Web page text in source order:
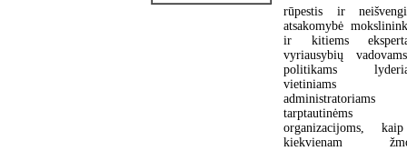
rūpestis ir
atsakomybė
ir kitiems
vyriausybių
politikams
vietiniams
tarptautinėms
organizacijoms,
kiekvienam